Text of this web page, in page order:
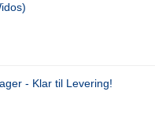
- Klar til Levering!